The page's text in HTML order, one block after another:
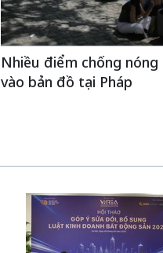
Nhiều điểm chống
vào bản đồ tại Pháp